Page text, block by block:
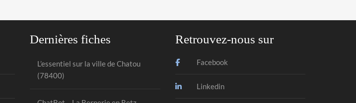
Dernières fiches
L’essentiel sur la ville de Chatou
(78400)
Retrouvez-nous sur
Facebook
Linkedin